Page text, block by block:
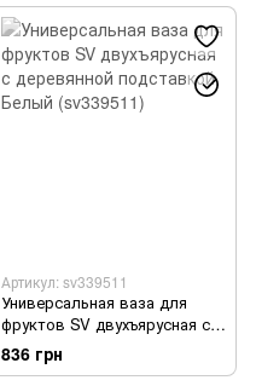
Артикул: sv339511
Универсальная ваза для
фруктов SV двухъярусная с
деревянной подставкой
Белый (sv339511)
836 грн